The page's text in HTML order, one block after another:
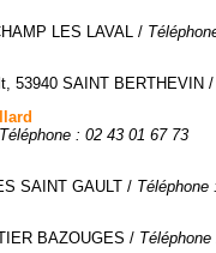
LES LAVAL /
53940 SAINT BERTHEVIN /
Téléphone : 02 43 01 67 73
SAINT GAULT / Téléphone
BAZOUGES /